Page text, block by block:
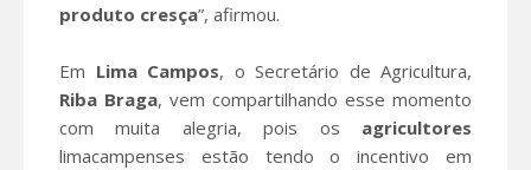
produto cresça”, afirmou.
Em Lima Campos, o Secretário de Agricultura,
Riba Braga, vem compartilhando esse momento
com muita alegria, pois os agricultores
limacampenses estão tendo o incentivo em